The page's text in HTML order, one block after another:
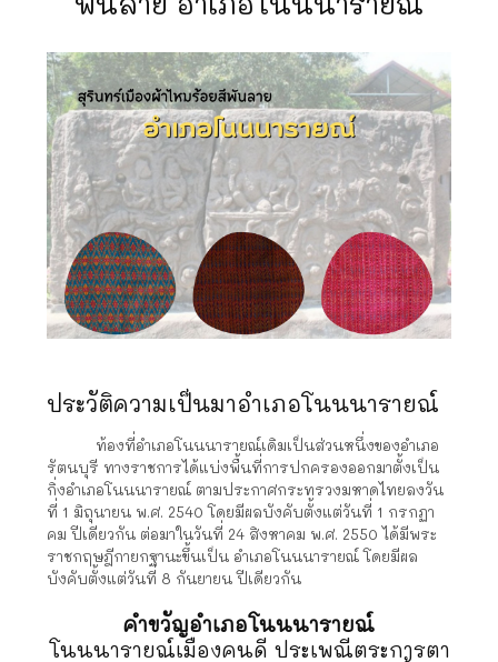
ประวัติความเป็นมาอำเภอโนนนารายณ์
ท้องที่อำเภอโนนนารายณ์เดิมเป็นส่วนหนึ่งของอำเภอ
รัตนบุรี ทางราชการได้แบ่งพื้นที่การปกครองออกมาตั้งเป็น
กิ่งอำเภอโนนนารายณ์ ตามประกาศกระทรวงมหาดไทยลงวัน
ที่ 1 มิถุนายน พ.ศ. 2540 โดยมีผลบังคับตั้งแต่วันที่ 1 กรกฏา
คม ปีเดียวกัน ต่อมาในวันที่ 24 สิงหาคม พ.ศ. 2550 ได้มีพระ
ราชกฤษฎีกายกฐานะขึ้นเป็น อำเภอโนนนารายณ์ โดยมีผล
บังคับตั้งแต่วันที่ 8 กันยายนปีเดียวกัน
คำขวัญอำเภอโนนนารายณ์
โนนนารายณ์เมืองคนดี ประเพณีตระการตา